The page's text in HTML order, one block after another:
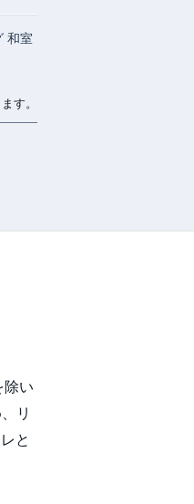
和室
す。
除い
リ
と